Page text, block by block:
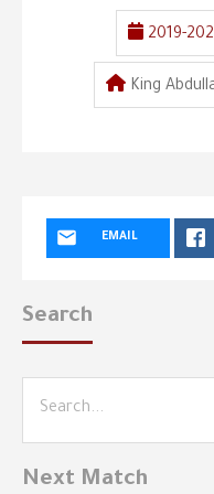
2019-
King
EMAIL
Search
Next Match